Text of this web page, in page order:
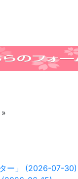
»
ー」 (2026-07-30)